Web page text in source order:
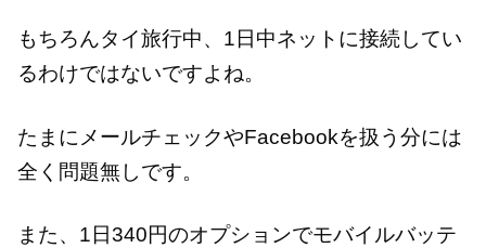
もちろんタイ旅行中、1日中ネットに接続してい
るわけではないですよね。
たまにメールチェックやFacebookを扱う分には
全く問題無しです。
また、1日340円のオプションでモバイルバッテ